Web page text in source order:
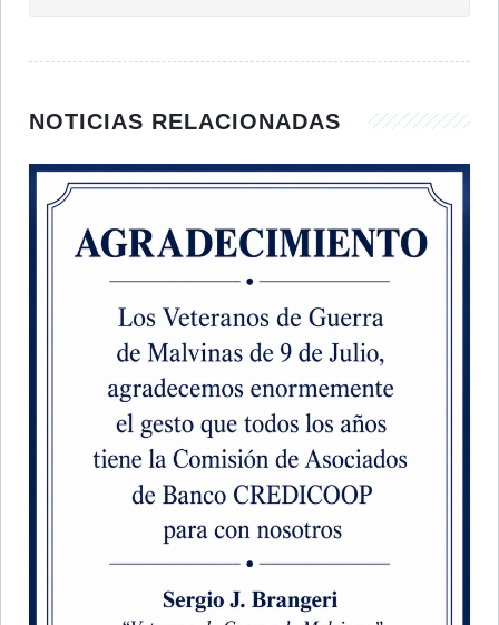
NOTICIAS RELACIONADAS